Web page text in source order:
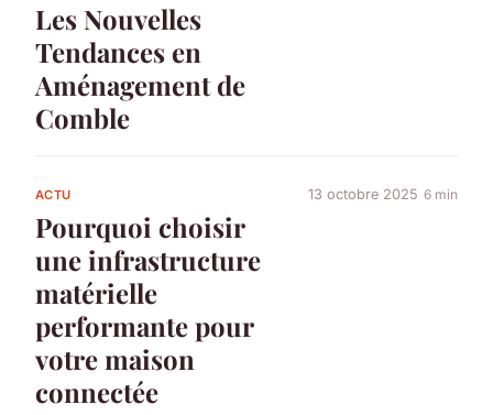
Les Nouvelles
Tendances en
Aménagement de
Comble
ACTU
Pourquoi choisir
une infrastructure
matérielle
performante pour
votre maison
connectée
13 octobre 2025 6 min